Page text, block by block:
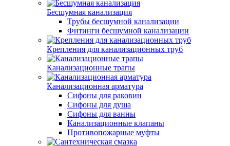
Бесшумная канализация
Трубы бесшумной канализации
Фитинги бесшумной канализации
Крепления для канализационных труб
Канализационные трапы
Канализационная арматура
Сифоны для раковин
Сифоны для душа
Сифоны для ванны
Канализационные клапаны
Противопожарные муфты